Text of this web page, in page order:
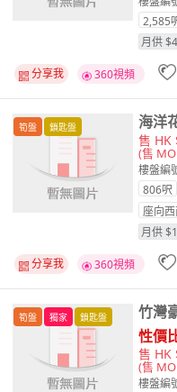
2,585
月供 $
分享我 360視頻
筍盤 鎖匙盤 海洋
售 HK
(售
樓盤編
806呎
座向
月供 $
分享我 360視頻
筍盤 獨家 鎖匙盤
竹灣
性價
售 HK
(售
樓盤編